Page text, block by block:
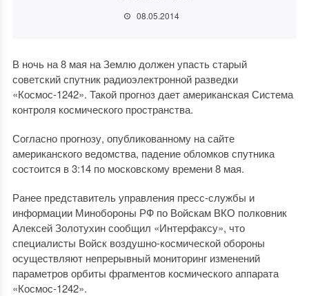
08.05.2014
В ночь на 8 мая на Землю должен упасть старый
советский спутник радиоэлектронной разведки
«Космос-1242». Такой прогноз дает американская Система
контроля космического пространства.
Согласно прогнозу, опубликованному на сайте
американского ведомства, падение обломков спутника
состоится в 3:14 по московскому времени 8 мая.
Ранее представитель управления пресс-службы и
информации Минобороны РФ по Войскам ВКО полковник
Алексей Золотухин сообщил «Интерфаксу», что
специалисты Войск воздушно-космической обороны
осуществляют непрерывный мониторинг изменений
параметров орбиты фрагментов космического аппарата
«Космос-1242».